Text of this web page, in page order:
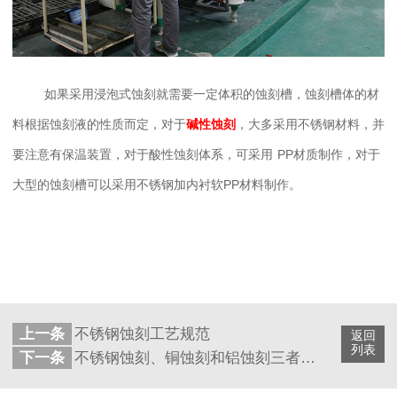
如果采用浸泡式蚀刻就需要一定体积的蚀刻槽，蚀刻槽体的材
料根据蚀刻液的性质而定，对于碱性蚀刻 ，大多采用不锈钢材料，并
要注意有保温装置，对于酸性蚀刻体系，可采用 PP材质制作，对于
大型的蚀刻槽可以采用不锈钢加内衬软PP材料制作。
返回
列表
上一条 不锈钢蚀刻工艺规范
下一条
不锈钢蚀刻、铜蚀刻和铝蚀刻三者的区别简介